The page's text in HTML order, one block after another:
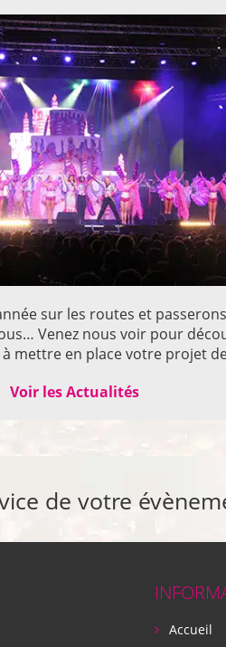
sur les routes et
Venez nous voir pour
mettre en place votre projet
Voir les Actualités
de votre
Accueil